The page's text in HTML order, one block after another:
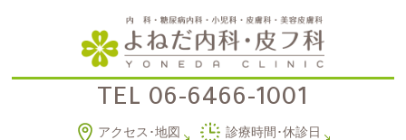
TEL 06-6466-1001
アクセス･地図 診療時間･休診日